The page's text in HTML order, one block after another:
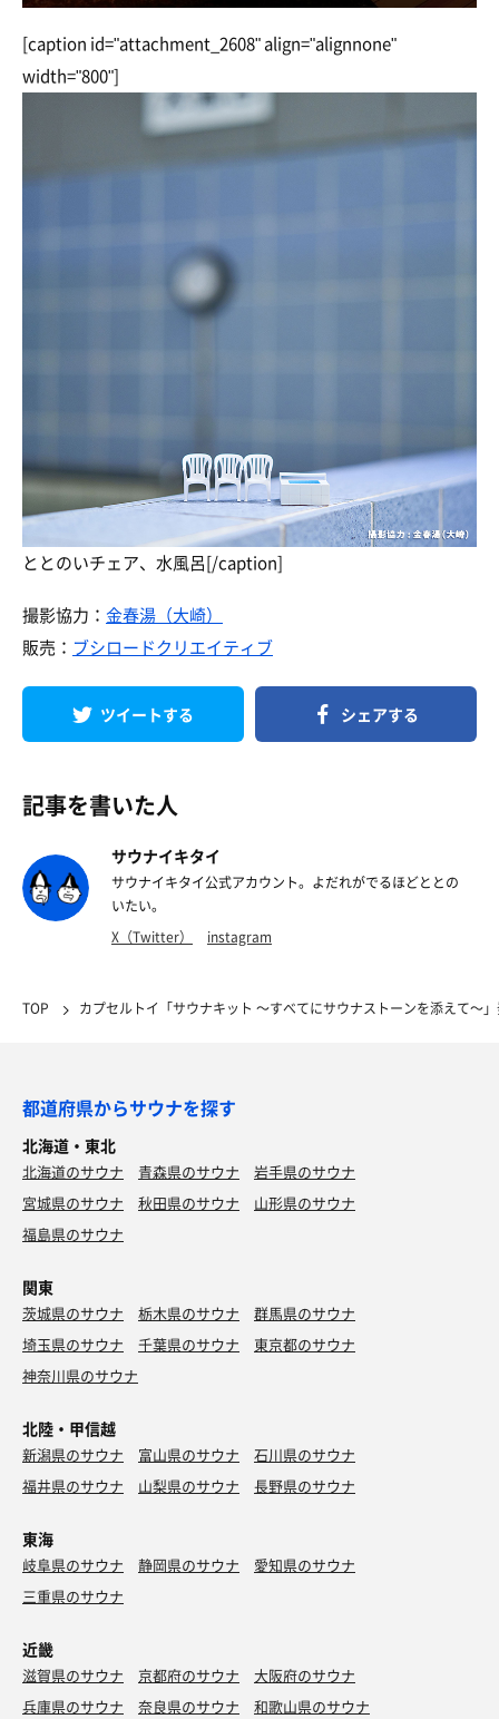
[caption id="attachment_2608" align="alignnone"
width="800"]
ととのいチェア、水風呂[/caption]
撮影協力： 金春湯（大崎）
販売： ブシロードクリエイティブ
ツイートする シェアする
記事を書いた人
サウナイキタイ
サウナイキタイ公式アカウント。よだれがでるほどととの
いたい。
X（Twitter）
instagram
TOP カプセルトイ「サウナキット 〜すべてにサウナストーンを添えて〜
都道府県からサウナを探す
北海道・東北
北海道のサウナ 青森県のサウナ
岩手県のサウナ
宮城県のサウナ
秋田県のサウナ
山形県のサウナ
福島県のサウナ
関東
茨城県のサウナ 栃木県のサウナ
群馬県のサウナ
埼玉県のサウナ
千葉県のサウナ
東京都のサウナ
神奈川県のサウナ
北陸・甲信越
新潟県のサウナ 富山県のサウナ
石川県のサウナ
福井県のサウナ
山梨県のサウナ 長野県のサウナ
東海
岐阜県のサウナ 静岡県のサウナ
愛知県のサウナ
三重県のサウナ
近畿
滋賀県のサウナ 京都府のサウナ
大阪府のサウナ
兵庫県のサウナ
奈良県のサウナ 和歌山県のサウナ